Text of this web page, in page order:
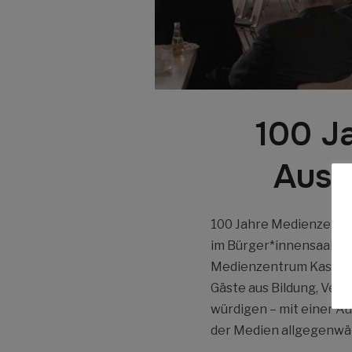
100
100 Jahre
im Bürger*innensaal
Medienzentrum
Gäste aus Bildung,
würdigen – mit einer
der Medien